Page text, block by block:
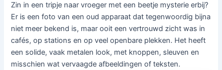
Zin in een tripje naar vroeger met een beetje mysterie erbij?
Er is een foto van een oud apparaat dat tegenwoordig bijna
niet meer bekend is, maar ooit een vertrouwd zicht was in
cafés, op stations en op veel openbare plekken. Het heeft
een solide, vaak metalen look, met knoppen, sleuven en
misschien wat vervaagde afbeeldingen of teksten.